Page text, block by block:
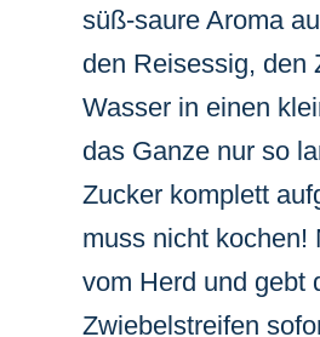
süß-saure Aroma
den Reisessig, den
Wasser in einen
das Ganze nur so
Zucker komplett
muss nicht kochen!
vom Herd und gebt
Zwiebelstreifen